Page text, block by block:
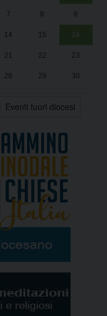
7 8 9
14 15 16
21 22 23
28 29 30
Eventi fuori diocesi